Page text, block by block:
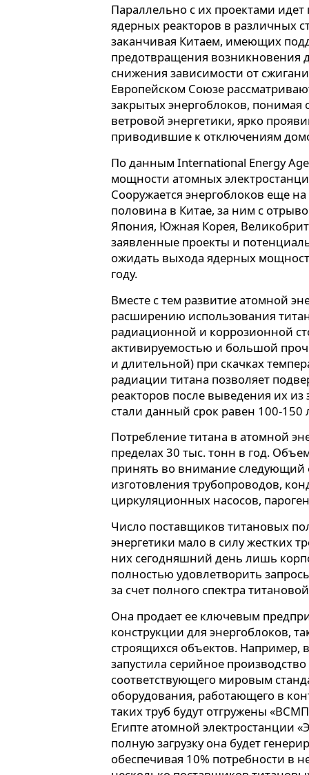
Параллельно с их проектами
ядерных реакторов в различных
заканчивая Китаем, имеющих
предотвращения возникновения
снижения зависимости от
Европейском Союзе
закрытых энергоблоков,
ветровой энергетики, ярко
приводившие к отключениям
По данным International Energy
мощности атомных
Сооружается энергоблоков еще
половина в Китае, за ним с
Япония, Южная Корея,
заявленные проекты и
ожидать выхода ядерных
году.
Вместе с тем развитие атомной
расширению использования
радиационной и коррозионной
активируемостью и большой
и длительной) при скачках
радиации титана позволяет
реакторов после выведения их из
стали данный срок равен 100-150
Потребление титана в атомной
пределах 30 тыс. тонн в год.
принять во внимание следующий
изготовления трубопроводов,
циркуляционных насосов,
Число поставщиков титановых
энергетики мало в силу жестких
них сегодняшний день лишь
полностью удовлетворить
за счет полного спектра
Она продает ее ключевым
конструкции для энергоблоков,
строящихся объектов. Например,
запустила серийное
соответствующего мировым
оборудования, работающего в
таких труб будут отгружены
Египте атомной электростанции
полную загрузку она будет
обеспечивая 10% потребности в